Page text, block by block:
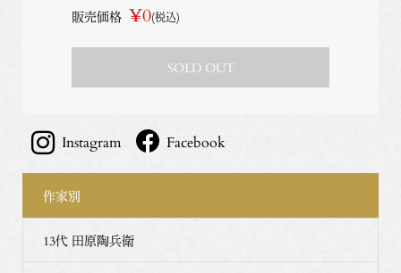
販売価格 ¥0(税込)
SOLD OUT
Instagram Facebook
作家別
13代 田原陶兵衛